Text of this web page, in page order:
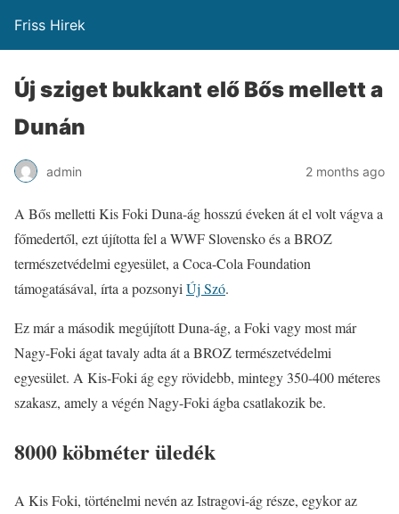
Friss Hirek
Új sziget bukkant elő Bős mellett a
Dunán
admin 2 months ago
A Bős melletti Kis Foki Duna-ág hosszú éveken át el volt vágva a
főmedertől, ezt újította fel a WWF Slovensko és a BROZ
természetvédelmi egyesület, a Coca-Cola Foundation
támogatásával, írta a pozsonyi Új Szó.
Ez már a második megújított Duna-ág, a Foki vagy most már
Nagy-Foki ágat tavaly adta át a BROZ természetvédelmi
egyesület. A Kis-Foki ág egy rövidebb, mintegy 350-400 méteres
szakasz, amely a végén Nagy-Foki ágba csatlakozik be.
8000 köbméter üledék
A Kis Foki, történelmi nevén az Istragovi-ág része, egykor az